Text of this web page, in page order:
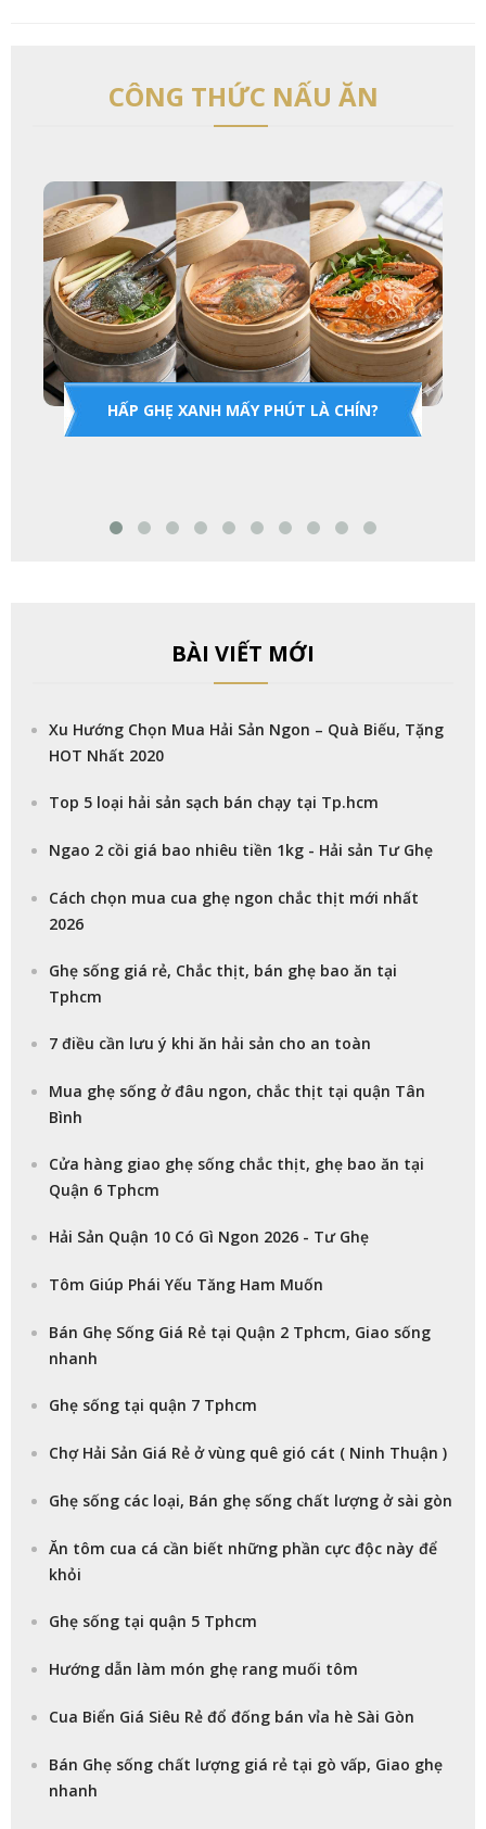
CÔNG THỨC NẤU ĂN
HẤP GHẸ XANH MẤY PHÚT LÀ CHÍN?
BÀI VIẾT MỚI
Xu Hướng Chọn Mua Hải Sản Ngon – Quà Biếu, Tặng
HOT Nhất 2020
Top 5 loại hải sản sạch bán chạy tại Tp.hcm
Ngao 2 cồi giá bao nhiêu tiền 1kg - Hải sản Tư Ghẹ
Cách chọn mua cua ghẹ ngon chắc thịt mới nhất
2026
Ghẹ sống giá rẻ, Chắc thịt, bán ghẹ bao ăn tại
Tphcm
7 điều cần lưu ý khi ăn hải sản cho an toàn
Mua ghẹ sống ở đâu ngon, chắc thịt tại quận Tân
Bình
Cửa hàng giao ghẹ sống chắc thịt, ghẹ bao ăn tại
Quận 6 Tphcm
Hải Sản Quận 10 Có Gì Ngon 2026 - Tư Ghẹ
Tôm Giúp Phái Yếu Tăng Ham Muốn
Bán Ghẹ Sống Giá Rẻ tại Quận 2 Tphcm, Giao sống
nhanh
Ghẹ sống tại quận 7 Tphcm
Chợ Hải Sản Giá Rẻ ở vùng quê gió cát ( Ninh Thuận )
Ghẹ sống các loại, Bán ghẹ sống chất lượng ở sài gòn
Ăn tôm cua cá cần biết những phần cực độc này để
khỏi
Ghẹ sống tại quận 5 Tphcm
Hướng dẫn làm món ghẹ rang muối tôm
Cua Biển Giá Siêu Rẻ đổ đống bán vỉa hè Sài Gòn
Bán Ghẹ sống chất lượng giá rẻ tại gò vấp, Giao ghẹ
nhanh